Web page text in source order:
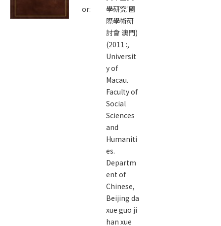
or:
學研究'國
際學術研
討會 澳門)
(2011 :,
Universit
y of
Macau.
Faculty of
Social
Sciences
and
Humaniti
es.
Departm
ent of
Chinese,
Beijing da
xue guo ji
han xue